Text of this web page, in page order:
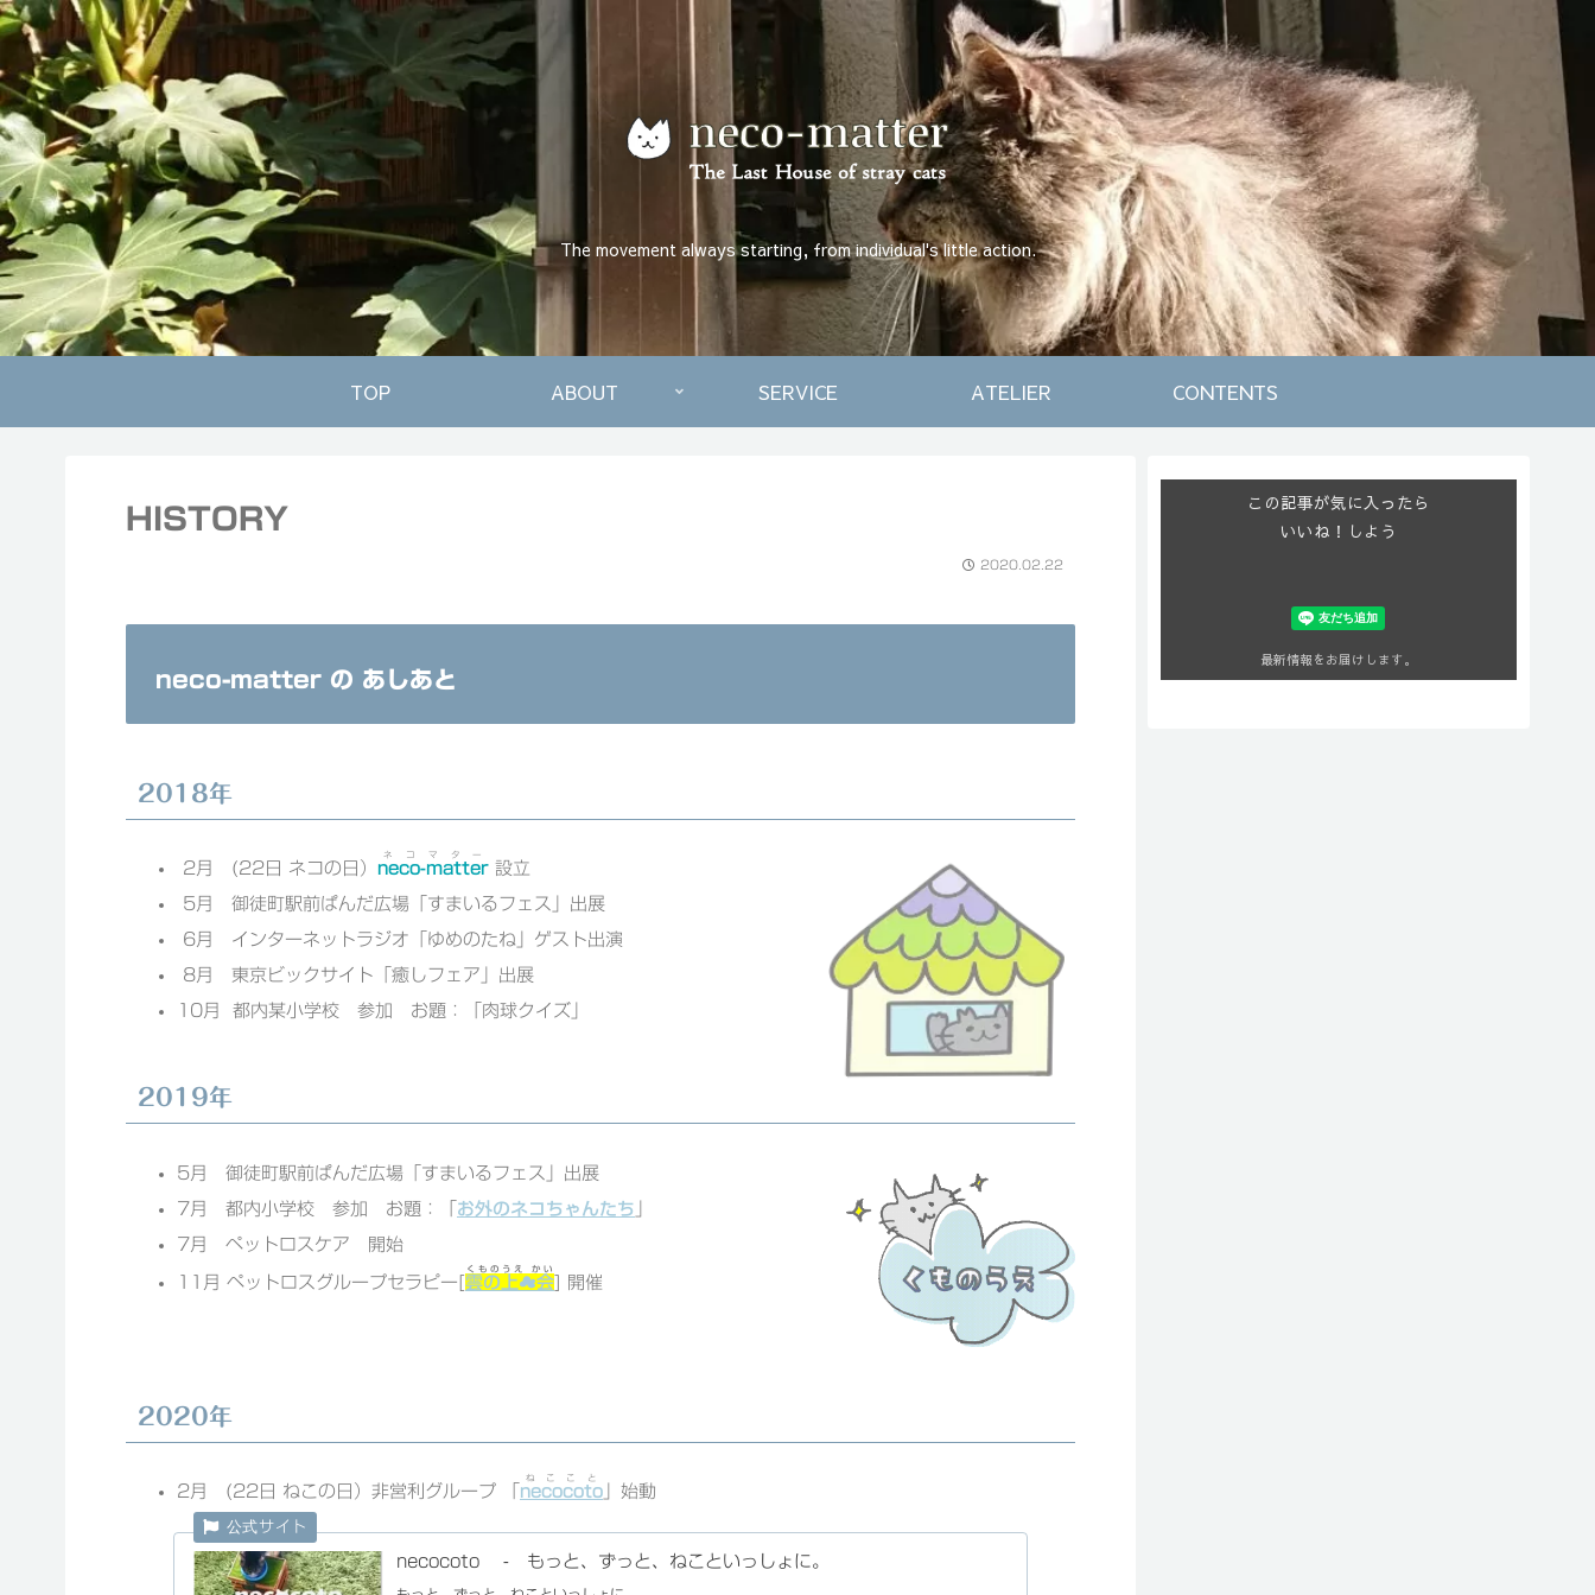
The movement always starting, from individual's little action.
TOP ABOUT SERVICE ATELIER CONTENTS
HISTORY
2020.02.22
neco-matter の あしあと
2018年
2月 (22日 ネコの日） neco-matter
ネコマター
設立
5月 御徒町駅前ぱんだ広場「すまいるフェス」出展
6月 インターネットラジオ「ゆめのたね」ゲスト出演
8月 東京ビックサイト「癒しフェア」出展
10月 都内某小学校 参加 お題：「肉球クイズ」
2019年
5月 御徒町駅前ぱんだ広場「すまいるフェス」出展
7月 都内小学校 参加 お題：「 お外のネコちゃんたち
7月 ペットロスケア 開始
11月 ペットロスグループセラピー[ 雲の上☁会
くものうえ かい
] 開催
2020年
2月 (22日 ねこの日）非営利グループ 「 necocoto
ねここと
」始動
necocoto - もっと、ずっと、ねこといっしょに。
この記事が気に入ったら
いいね！しよう
最新情報をお届けします。